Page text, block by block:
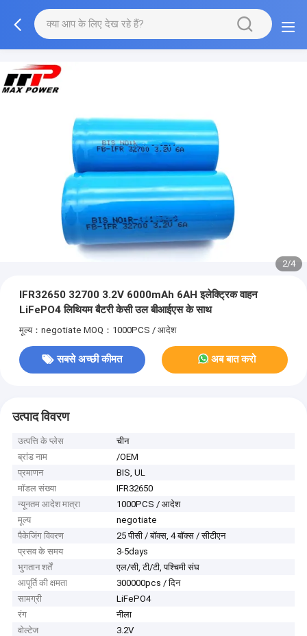
2/4
IFR32650 32700 3.2V 6000mAh 6AH इलेक्ट्रिक वाहन
LiFePO4 लिथियम बैटरी केसी उल बीआईएस के साथ
मूल्य：negotiate MOQ：1000PCS / आदेश
सबसे अच्छी कीमत अब बात करो
उत्पाद विवरण
उत्पत्ति के प्लेस
चीन
ब्रांड नाम
/OEM
प्रमाणन
BIS, UL
मॉडल संख्या
IFR32650
न्यूनतम आदेश मात्रा
1000PCS / आदेश
मूल्य
negotiate
पैकेजिंग विवरण
25 पीसी / बॉक्स, 4 बॉक्स / सीटीएन
प्रसव के समय
3-5days
भुगतान शर्तें
एल/सी, टी/टी, पश्चिमी संघ
आपूर्ति की क्षमता
300000pcs / दिन
सामग्री
LiFePO4
रंग
नीला
वोल्टेज
3.2V